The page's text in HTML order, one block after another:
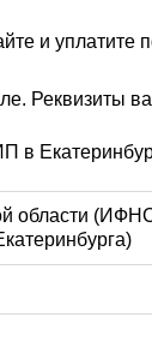
и уплатите
Реквизиты
в
области